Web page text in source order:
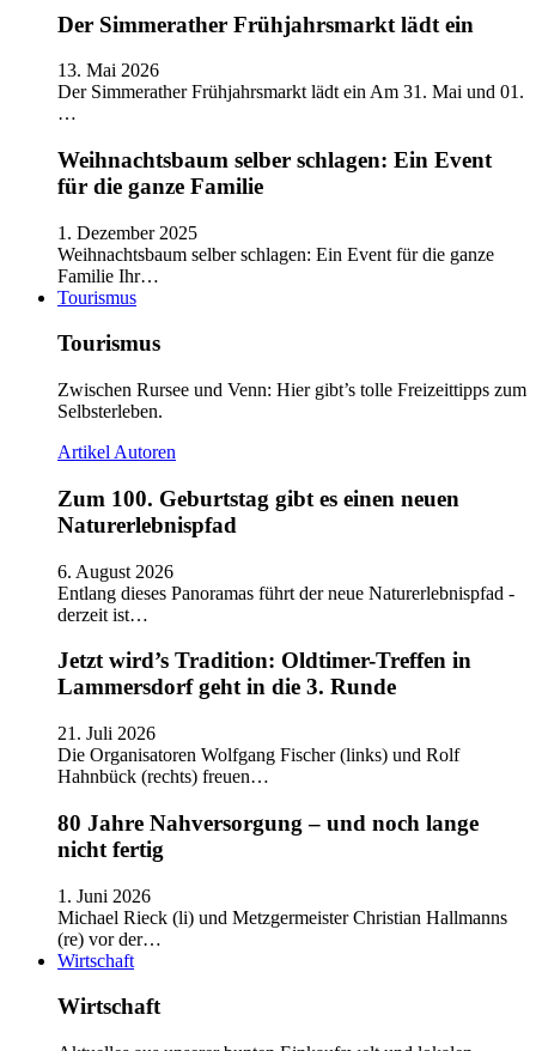
Der Simmerather Frühjahrsmarkt lädt ein
13. Mai 2026
Der Simmerather Frühjahrsmarkt lädt ein Am 31. Mai und 01.
…
Weihnachtsbaum selber schlagen: Ein Event
für die ganze Familie
1. Dezember 2025
Weihnachtsbaum selber schlagen: Ein Event für die ganze
Familie Ihr…
Tourismus
Tourismus
Zwischen Rursee und Venn: Hier gibt’s tolle Freizeittipps zum
Selbsterleben.
Artikel Autoren
Zum 100. Geburtstag gibt es einen neuen
Naturerlebnispfad
6. August 2026
Entlang dieses Panoramas führt der neue Naturerlebnispfad -
derzeit ist…
Jetzt wird’s Tradition: Oldtimer-Treffen in
Lammersdorf geht in die 3. Runde
21. Juli 2026
Die Organisatoren Wolfgang Fischer (links) und Rolf
Hahnbück (rechts) freuen…
80 Jahre Nahversorgung – und noch lange
nicht fertig
1. Juni 2026
Michael Rieck (li) und Metzgermeister Christian Hallmanns
(re) vor der…
Wirtschaft
Wirtschaft